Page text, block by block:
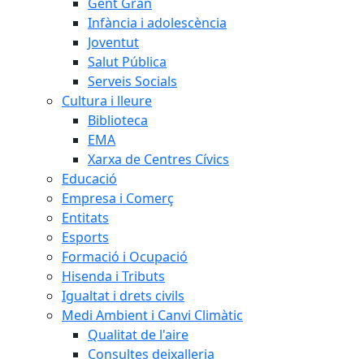
Infància i adolescència
Joventut
Salut Pública
Serveis Socials
Cultura i lleure
Biblioteca
EMA
Xarxa de Centres Cívics
Educació
Empresa i Comerç
Entitats
Esports
Formació i Ocupació
Hisenda i Tributs
Igualtat i drets civils
Medi Ambient i Canvi Climàtic
Qualitat de l'aire
Consultes deixalleria